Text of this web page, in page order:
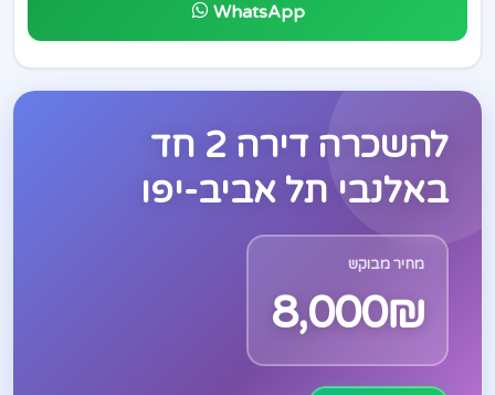
WhatsApp
להשכרה דירה 2 חד
באלנבי תל אביב-יפו
מחיר מבוקש
8,000₪